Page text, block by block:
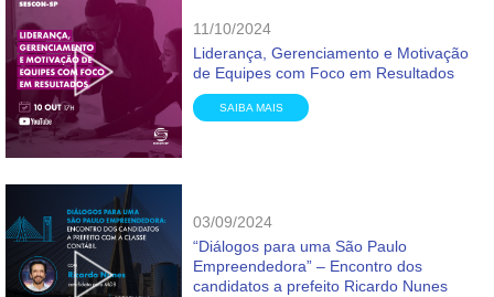
11/10/2024
Liderança, Gerenciamento e Motivação
de Equipes com Foco em Resultados
SAIBA MAIS
03/09/2024
“Diálogos para uma São Paulo
Empreendedora” – Encontro dos
candidatos a prefeito Ricardo Nunes